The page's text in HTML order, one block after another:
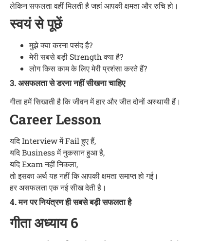
लेकिन सफलता वहीं मिलती है जहां आपकी क्षमता और रुचि हो।
स्वयं से पूछें
मुझे क्या करना पसंद है?
मेरी सबसे बड़ी Strength क्या है?
लोग किस काम के लिए मेरी प्रशंसा करते हैं?
3. असफलता से डरना नहीं सीखना चाहिए
गीता हमें सिखाती है कि जीवन में हार और जीत दोनों अस्थायी हैं।
Career Lesson
यदि Interview में Fail हुए हैं,
यदि Business में नुकसान हुआ है,
यदि Exam नहीं निकला,
तो इसका अर्थ यह नहीं कि आपकी क्षमता समाप्त हो गई।
हर असफलता एक नई सीख देती है।
4. मन पर नियंत्रण ही सबसे बड़ी सफलता है
गीता अध्याय 6